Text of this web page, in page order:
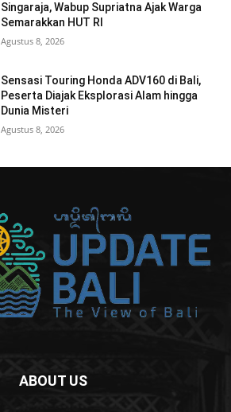
Singaraja, Wabup Supriatna Ajak Warga
Semarakkan HUT RI
Agustus 8, 2026
Sensasi Touring Honda ADV160 di Bali,
Peserta Diajak Eksplorasi Alam hingga
Dunia Misteri
Agustus 8, 2026
ABOUT US